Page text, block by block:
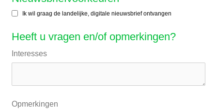
Ik wil graag de landelijke, digitale nieuwsbrief ontvangen
Heeft u vragen en/of opmerkingen?
Interesses
Opmerkingen